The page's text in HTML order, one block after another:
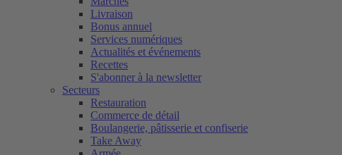
Livraison
Bonus annuel
Services numériques
Actualités et événements
Recettes
S'abonner à la newsletter
Secteurs
Restauration
Commerce de détail
Boulangerie, pâtisserie et confiserie
Take Away